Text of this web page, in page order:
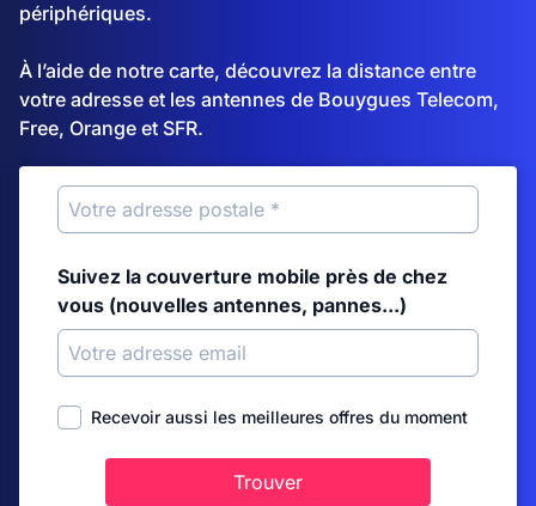
périphériques.
À l’aide de notre carte, découvrez la distance entre
votre adresse et les antennes de Bouygues Telecom,
Free, Orange et SFR.
Suivez la couverture mobile près de chez
vous (nouvelles antennes, pannes...)
Recevoir aussi les meilleures offres du moment
Trouver